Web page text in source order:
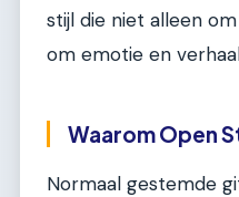
stijl die niet alleen
om emotie en
Waarom Open
Normaal gestemde